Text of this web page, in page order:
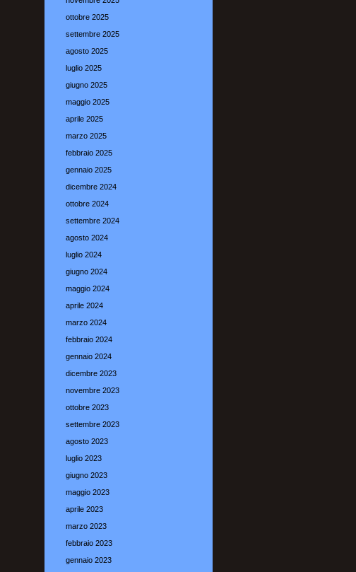
ottobre 2025
settembre 2025
agosto 2025
luglio 2025
giugno 2025
maggio 2025
aprile 2025
marzo 2025
febbraio 2025
gennaio 2025
dicembre 2024
ottobre 2024
settembre 2024
agosto 2024
luglio 2024
giugno 2024
maggio 2024
aprile 2024
marzo 2024
febbraio 2024
gennaio 2024
dicembre 2023
novembre 2023
ottobre 2023
settembre 2023
agosto 2023
luglio 2023
giugno 2023
maggio 2023
aprile 2023
marzo 2023
febbraio 2023
gennaio 2023